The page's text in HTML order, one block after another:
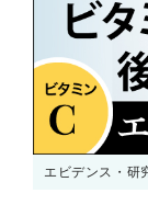
エビデンス・研